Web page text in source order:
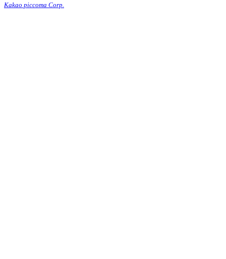
Kakao piccoma Corp.